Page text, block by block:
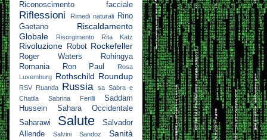
Riconoscimento facciale
Riflessioni Rimedi naturali
Rino
Gaetano
Riscaldamento
Globale
Risorgimento Rita Katz
Rivoluzione Robot Rockefeller
Roger Waters
Rohingya
Romania
Ron Paul
Rosa
Luxemburg Rothschild Roundup
RSV Ruanda Russia sa Sabra e
Chatila
Sabrina Ferilli
Saddam
Hussein
Sahara Occidentale
Saharawi
Salute
Salvador
Allende
Salvini Sandoz Sanità